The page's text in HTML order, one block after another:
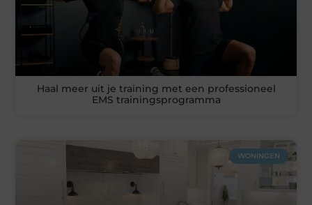
Haal meer uit je training met een professioneel
EMS trainingsprogramma
WONINGEN